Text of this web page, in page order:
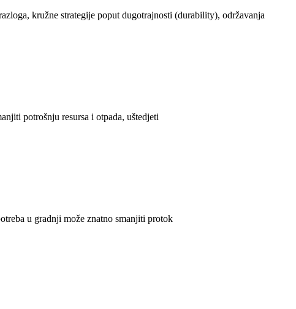
kružne strategije poput dugotrajnosti (durability), održavanja
potrošnju resursa i otpada, uštedjeti
u gradnji može znatno smanjiti protok